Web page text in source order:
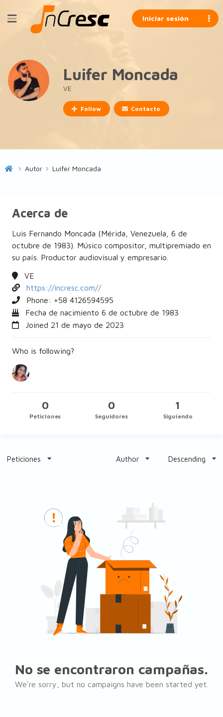
Iniciar sesión
Luifer Moncada
VE
Follow Contacto
Autor Luifer Moncada
Acerca de
Luis Fernando Moncada (Mérida, Venezuela, 6 de
octubre de 1983). Músico compositor, multipremiado en
su país. Productor audiovisual y empresario.
VE
https://incresc.com//
Phone: +58 4126594595
Fecha de nacimiento 6 de octubre de 1983
Joined 21 de mayo de 2023
Who is following?
0
Peticiones
0
Seguidores
1
Siguiendo
Peticiones Author Descending
No se encontraron campañas.
We're sorry, but no campaigns have been started yet.